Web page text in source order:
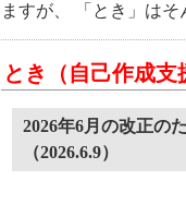
ますが、 「とき」は
とき（自己作成支
2026年6月の改正の
（2026.6.9）